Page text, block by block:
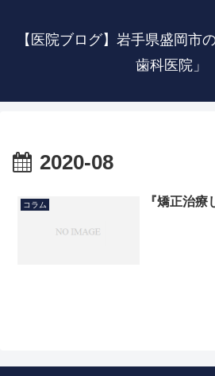
【医院ブログ】岩手県盛岡市
歯科医院」
2020-08
コラム 『矯正治療